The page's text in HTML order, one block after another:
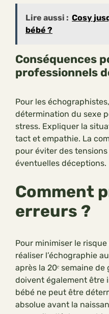
Lire aussi : Cosy
bébé ?
Conséquences
professionnels
Pour les
détermination du sexe
stress. Expliquer la
tact et empathie. La
pour éviter des
éventuelles déceptions.
Comment
erreurs ?
Pour minimiser le
réaliser l’échographie
après la 20ᵉ semaine
doivent également être
bébé ne peut être
absolue avant la